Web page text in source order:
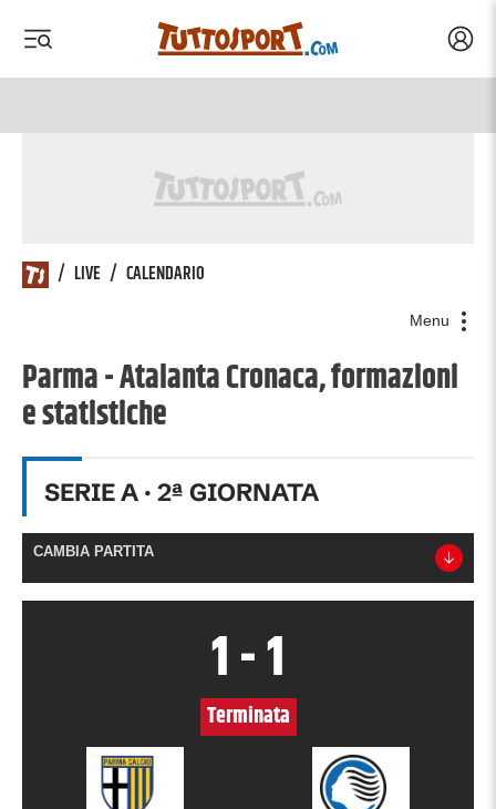
/ LIVE / CALENDARIO
Menu
Parma - Atalanta Cronaca, formazioni
e statistiche
SERIE A · 2ª GIORNATA
CAMBIA PARTITA
1-1
Terminata